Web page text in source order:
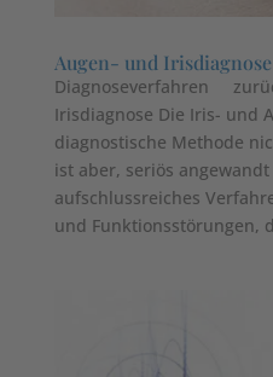
Augen- und Irisdiagnose
Diagnoseverfahren
Irisdiagnose Die Iris- und
diagnostische Methode
ist aber, seriös
aufschlussreiches
und Funktionsstörungen,